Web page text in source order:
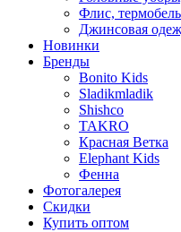
Флис,
Джинсовая
Новинки
Бренды
Bonito Kids
Sladikmladik
Shishco
TAKRO
Красная Ветка
Elephant Kids
Фенна
Фотогалерея
Скидки
Купить оптом